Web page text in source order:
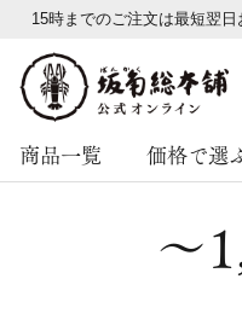
15時までのご注文は最短翌日
商品一覧 価格で選
～